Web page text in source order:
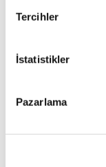
Tercihler
İstatistikler
Pazarlama